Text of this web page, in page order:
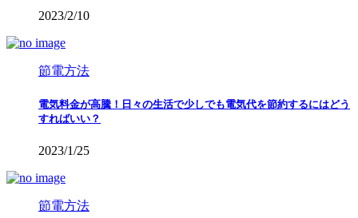
2023/2/10
節電方法
電気料金が高騰！日々の生活で少しでも電気代を節約するにはどう
すればいい？
2023/1/25
節電方法